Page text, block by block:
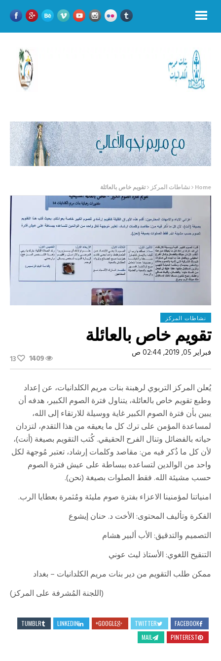
Home نشاطات المركز تقويم خاص بالعائلة
نشاطات المركز
تقويم خاص بالعائلة
فبراير 05, 2019, 02:44 ص 1409
13
يُعلن المركز التربوي لرهبنة بنات مريم الكلدانيات، عن إعداد
وطبع تقويم خاص بالعائلة، يتناول فترة الصوم الكبير، هدفه أن
يبين بأن فترة الصوم الكبير غاية ووسيلة للارتقاء إلى الله،
لمساعدة المؤمن على ترك كل ما يعيقه من هذا التقدم، لتزدان
حياته بالفضائل وتنال الفرح الحقيقي. كُتب التقويم بصيغة (أنت)،
لأن كل ما ذُكر فيه من: مقاصد وكلمات إرشاد، تعتبر مُوجهة لكل
واحد من الوالدين لتساعده ببساطة على عيش فترة الصوم
حسب مشيئة الله. فقط الصلوات بصيغة (نحن).
امنياتنا لمؤمنينا الاعزاء بفترة صوم مليئة ومُثمرة بعطايا الرب.
الفكرة وتأليف المحتوى: الأخت د. حنان إيشوع
التصميم والتدقيق: الأب ألبير هشام
التنقيح اللغوي: الأستاذ ليث عوني
ممكن طلب التقويم من دير بنات مريم الكلدانيات – بغداد
(اللجنة المُشرفة على المركز)
FACEBOOK
TWITTER
GOOGLE+
LINKEDIN
TUMBLR
PINTEREST
MAIL